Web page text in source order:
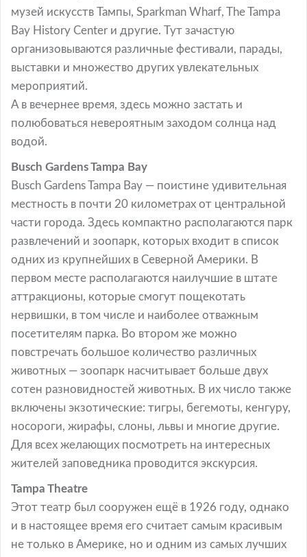
музей искусств Тампы, Sparkman Wharf, The Tampa
Bay History Center и другие. Тут зачастую
организовываются различные фестивали, парады,
выставки и множество других увлекательных
мероприятий.
А в вечернее время, здесь можно застать и
полюбоваться невероятным заходом солнца над
водой.
Busch Gardens Tampa Bay
Busch Gardens Tampa Bay — поистине удивительная
местность в почти 20 километрах от центральной
части города. Здесь компактно располагаются парк
развлечений и зоопарк, которых входит в список
одних из крупнейших в Северной Америки. В
первом месте располагаются наилучшие в штате
аттракционы, которые смогут пощекотать
нервишки, в том числе и наиболее отважным
посетителям парка. Во втором же можно
повстречать большое количество различных
животных — зоопарк насчитывает больше двух
сотен разновидностей животных. В их число также
включены экзотические: тигры, бегемоты, кенгуру,
носороги, жирафы, слоны, львы и многие другие.
Для всех желающих посмотреть на интересных
жителей заповедника проводится экскурсия.
Tampa Theatre
Этот театр был сооружен ещё в 1926 году, однако
и в настоящее время его считает самым красивым
не только в Америке, но и одним из самых лучших